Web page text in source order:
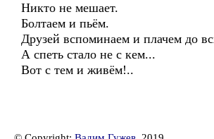
Никто не мешает.
Болтаем и пьём.
Друзей вспоминаем и плачем до
А спеть стало не с кем...
Вот с тем и живём!..